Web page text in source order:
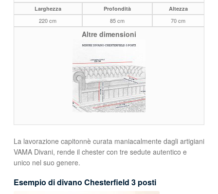
Larghezza Profondità Altezza
220 cm 85 cm 70 cm
Altre dimensioni
La lavorazione capitonnè curata maniacalmente dagli artigiani
VAMA Divani, rende il chester con tre sedute autentico e
unico nel suo genere.
Esempio di divano Chesterfield 3 posti